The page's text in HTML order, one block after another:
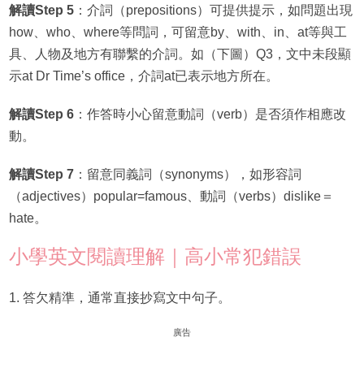
解讀Step 5：介詞（prepositions）可提供提示，如問題出現
how、who、where等問詞，可留意by、with、in、at等與工
具、人物及地方有聯繫的介詞。如（下圖）Q3，文中未段顯
示at Dr Time’s office，介詞at已表示地方所在。
解讀Step 6：作答時小心留意動詞（verb）是否須作相應改
動。
解讀Step 7：留意同義詞（synonyms），如形容詞
（adjectives）popular=famous、動詞（verbs）dislike＝
hate。
小學英文閱讀理解｜高小常犯錯誤
1. 答欠精準，通常直接抄寫文中句子。
廣告